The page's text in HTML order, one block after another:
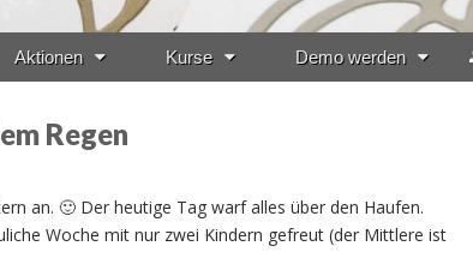
Aktionen Kurse Demo werden
Regen
an. 🙂 Der heutige Tag warf alles über den Haufen.
Woche mit nur zwei Kindern gefreut (der Mittlere ist